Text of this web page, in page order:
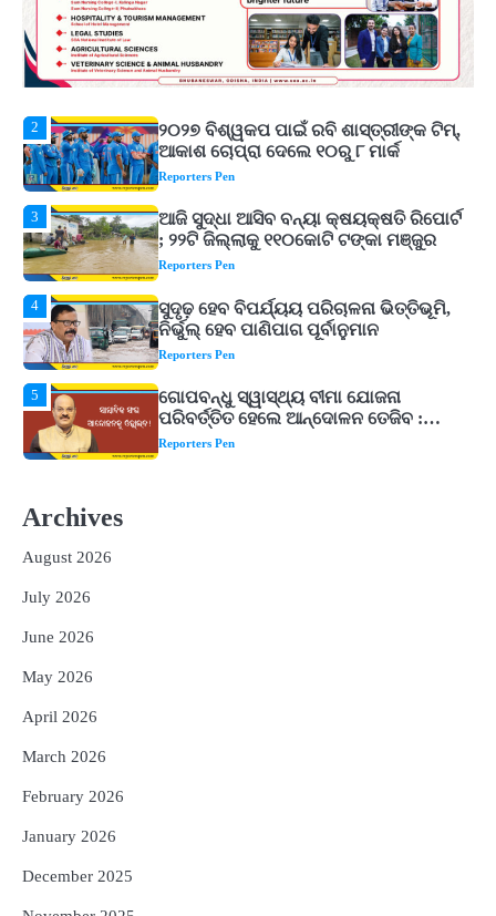
ଆର୍ଥିକ ସଙ୍କଟ
୨୦୨୭ ବିଶ୍ୱକପ ପାଇଁ ରବି ଶାସ୍ତ୍ରୀଙ୍କ ଟିମ୍,
ଆକାଶ ଚୋପ୍ରା ଦେଲେ ୧୦ରୁ ୮ ମାର୍କ
Reporters Pen
3
ଆଜି ସୁଦ୍ଧା ଆସିବ ବନ୍ୟା କ୍ଷୟକ୍ଷତି ରିପୋର୍ଟ
; ୨୨ଟି ଜିଲ୍ଲାକୁ ୧୧୦କୋଟି ଟଙ୍କା ମଞ୍ଜୁର
Reporters Pen
4
ସୁଦୃଢ଼ ହେବ ବିପର୍ଯ୍ୟୟ ପରିଚାଳନା ଭିତ୍ତିଭୂମି,
ନିର୍ଭୁଲ୍ ହେବ ପାଣିପାଗ ପୂର୍ବାନୁମାନ
Reporters Pen
5
ଗୋପବନ୍ଧୁ ସ୍ୱାସ୍ଥ୍ୟ ବୀମା ଯୋଜନା
ପରିବର୍ତ୍ତିତ ହେଲେ ଆନ୍ଦୋଳନ ତେଜିବ :
ଉତ୍କଳ ସାମ୍ବାଦିକ ସଂଘ
Reporters Pen
1
Shiva Mantras Sawan 2026: ଶ୍ରାବଣରେ
ନିୟମିତ ଜପ କରନ୍ତୁ ଭଗବାନ ଶିବଙ୍କ ଏହି
୩ଟି ଶକ୍ତିଶାଳୀ ମନ୍ତ୍ର, ଦୂର ହୋଇପାରେ
ଆର୍ଥିକ ସଙ୍କଟ
Reporters Pen
5
Archives
August 2026
July 2026
June 2026
May 2026
April 2026
March 2026
February 2026
January 2026
December 2025